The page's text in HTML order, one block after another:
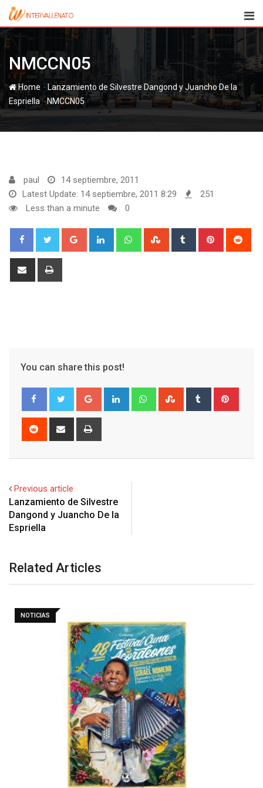
Skip
content
NMCCN05
Home - Lanzamiento de Silvestre Dangond y Juancho De la
Espriella-NMCCN05
paul
14 septiembre, 2011
Latest Update: 14 septiembre, 2011 8:29
251
Less than a minute
0
Google+ LinkedIn WhatsappStumbleUpon
Tumblr Pinterest
Share
You can share this post!
Google+ LinkedIn WhatsappStumbleUpon
Tumblr
Reddit
Share
Previous article
Lanzamiento de Silvestre
Dangond y Juancho De la
Espriella
Related Articles
NOTICIAS